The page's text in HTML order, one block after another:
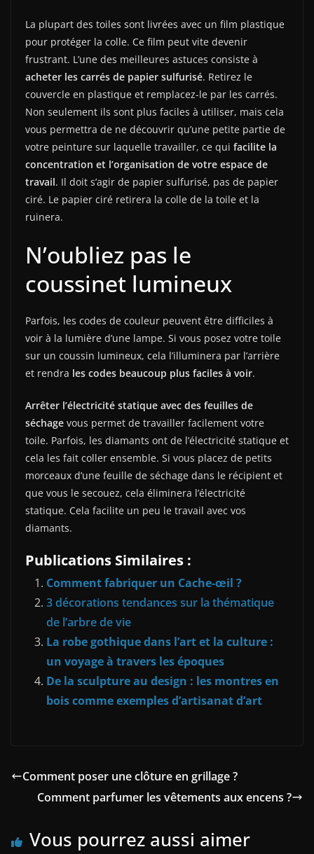
La plupart des toiles sont livrées avec un film plastique
pour protéger la colle. Ce film peut vite devenir
frustrant. L’une des meilleures astuces consiste à
acheter les carrés de papier sulfurisé. Retirez le
couvercle en plastique et remplacez-le par les carrés.
Non seulement ils sont plus faciles à utiliser, mais cela
vous permettra de ne découvrir qu’une petite partie de
votre peinture sur laquelle travailler, ce qui facilite la
concentration et l’organisation de votre espace de
travail. Il doit s’agir de papier sulfurisé, pas de papier
ciré. Le papier ciré retirera la colle de la toile et la
ruinera.
N’oubliez pas le
coussinet lumineux
Parfois, les codes de couleur peuvent être difficiles à
voir à la lumière d’une lampe. Si vous posez votre toile
sur un coussin lumineux, cela l’illuminera par l’arrière
et rendra les codes beaucoup plus faciles à voir.
Arrêter l’électricité statique avec des feuilles de
séchage vous permet de travailler facilement votre
toile. Parfois, les diamants ont de l’électricité statique et
cela les fait coller ensemble. Si vous placez de petits
morceaux d’une feuille de séchage dans le récipient et
que vous le secouez, cela éliminera l’électricité
statique. Cela facilite un peu le travail avec vos
diamants.
Publications Similaires :
Comment fabriquer un Cache-œil ?
3 décorations tendances sur la thématique
de l’arbre de vie
La robe gothique dans l’art et la culture :
un voyage à travers les époques
De la sculpture au design : les montres en
bois comme exemples d’artisanat d’art
Comment poser une clôture en grillage ?
Comment parfumer les vêtements aux encens ?
Vous pourrez aussi aimer